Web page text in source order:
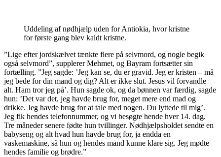
Uddeling af nødhjælp uden for Antiokia, hvor kristne
for første gang blev kaldt kristne.
”Lige efter jordskælvet tænkte flere på selvmord, og nogle begik
også selvmord”, supplerer Mehmet, og Bayram fortsætter sin
fortælling. ”Jeg sagde: ’Jeg kan se, du er gravid. Jeg er kristen – må
jeg bede for din mand og dig? Alt er ikke slut. Jesus vil forvandle
alt. Ham tror jeg på’. Hun sagde ok, og da bønnen var færdig, sagde
hun: ’Det var det, jeg havde brug for, meget mere end mad og
drikke. Jeg havde brug for at tale med nogen. Du lyttede til mig’.
Jeg fik hendes telefonnummer, og vi besøgte hende hver 14. dag.
Tre måneder senere fødte hun tvillinger. Nødhjælpsholdet sendte en
babyseng og alt hvad hun havde brug for, ja endda en
vaskemaskine, så hun og hendes mand kunne klare sig. Jeg mødte
hendes familie og brødre.”